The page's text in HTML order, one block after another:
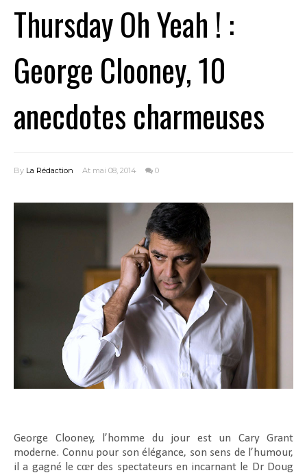
Thursday Oh Yeah ! :
George Clooney, 10
anecdotes charmeuses
By La Rédaction At mai 08, 2014 0
George Clooney, l’homme du jour est un Cary Grant
moderne. Connu pour son élégance, son sens de l’humour,
il a gagné le cœr des spectateurs en incarnant le Dr Doug